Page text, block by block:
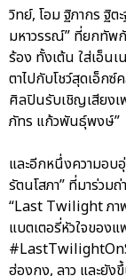
วิทย์, โอม ฐิภากร ฐิ
มหาวรรณ์” ที่ยกทัพ
ร้อง ทั้งเต้น ใส่เอ็นเ
ตาไปกับโชว์สุดเอ็ก
ศิลปินรับเชิญเสียงเ
ภัทร แก้วพันธุ์พงษ์”
และอีกหนึ่งความอ
รัตนโสภา” ที่มาร่วม
“Last Twilight ภา
แบตเตอรี่หัวใจของ
ฮ่องกง, ลาว และยั